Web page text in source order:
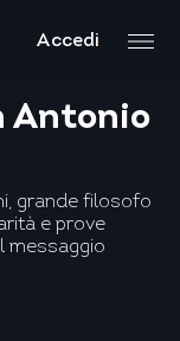
Accedi
Antonio
grande filosofo
e prove
messaggio